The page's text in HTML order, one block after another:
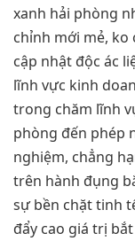
xanh hải phòng
chỉnh mới mẻ, ko
cập nhật độc ác
lĩnh vực kinh
trong chăm lĩnh
phòng đến phép
nghiệm, chẳng
trên hành đụng
sự bền chặt tinh
đẩy cao giá trị